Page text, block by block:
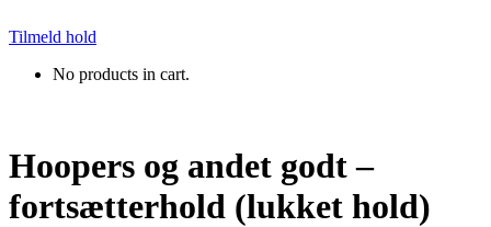
Tilmeld hold
No products in cart.
Hoopers og andet godt –
fortsætterhold (lukket hold)